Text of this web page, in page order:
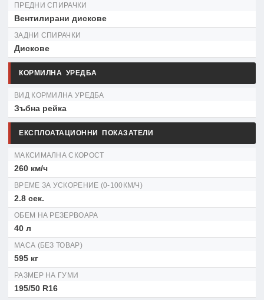
ПРЕДНИ СПИРАЧКИ
Вентилирани дискове
ЗАДНИ СПИРАЧКИ
Дискове
КОРМИЛНА УРЕДБА
ВИД КОРМИЛНА УРЕДБА
Зъбна рейка
ЕКСПЛОАТАЦИОННИ ПОКАЗАТЕЛИ
МАКСИМАЛНА СКОРОСТ
260 км/ч
ВРЕМЕ ЗА УСКОРЕНИЕ (0-100КМ/Ч)
2.8 сек.
ОБЕМ НА РЕЗЕРВОАРА
40 л
МАСА (БЕЗ ТОВАР)
595 кг
РАЗМЕР НА ГУМИ
195/50 R16